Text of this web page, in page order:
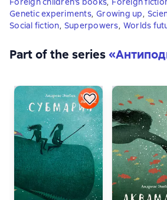
Genetic experiments, Growing up,
Social fiction, Superpowers, Worlds
Part of the series«